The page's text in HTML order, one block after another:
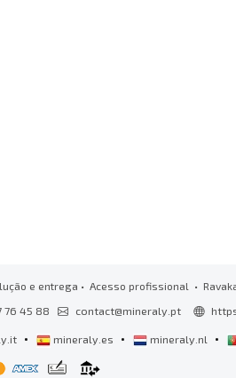
e entrega • Acesso profissional •
76 45 88 contact@mineraly.pt
• mineraly.es • mineraly.nl •